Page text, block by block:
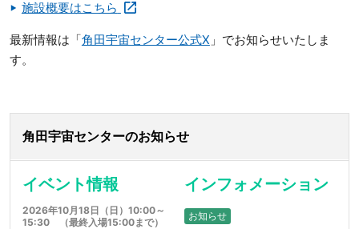
施設概要はこちら
最新情報は「角田宇宙センター公式X 」でお知らせいたしま
す。
角田宇宙センターのお知らせ
イベント情報
2026年10月18日（日）10:00～
15:30 （最終入場15:00まで）
インフォメーション
お知らせ